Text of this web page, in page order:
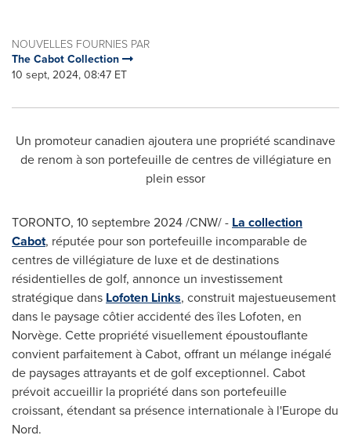
NOUVELLES FOURNIES PAR
The Cabot Collection
10 sept, 2024, 08:47 ET
Un promoteur canadien ajoutera une propriété scandinave
de renom à son portefeuille de centres de villégiature en
plein essor
TORONTO, 10 septembre 2024/CNW/ - La collection
Cabot, réputée pour son portefeuille incomparable de
centres de villégiature de luxe et de destinations
résidentielles de golf, annonce un investissement
stratégique dans Lofoten Links, construit majestueusement
dans le paysage côtier accidenté des îles Lofoten, en
Norvège. Cette propriété visuellement époustouflante
convient parfaitement à Cabot, offrant un mélange inégalé
de paysages attrayants et de golf exceptionnel. Cabot
prévoit accueillir la propriété dans son portefeuille
croissant, étendant sa présence internationale à l'Europedu
Nord.